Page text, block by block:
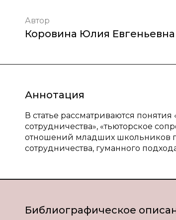
Автор
Коровина Юлия Евгеньевна
Аннотация
В статье рассматриваются
сотрудничества», «тьюторское
отношений младших школьников
сотрудничества, гуманного
Библиографическое